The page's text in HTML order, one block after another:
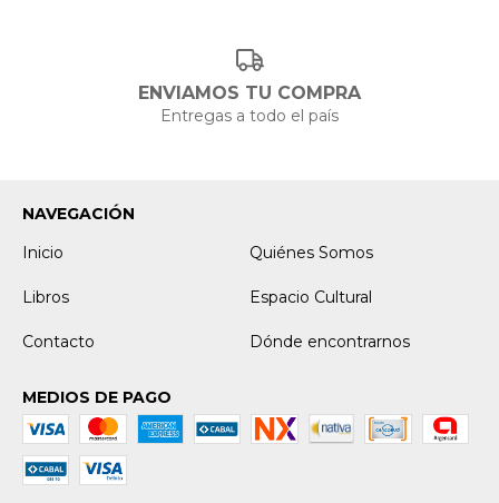
ENVIAMOS TU COMPRA
Entregas a todo el país
NAVEGACIÓN
Inicio
Quiénes Somos
Libros Espacio Cultural
Contacto Dónde encontrarnos
MEDIOS DE PAGO